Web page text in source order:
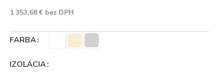
1 353,68€ bez DPH
FARBA
IZOLÁCIA